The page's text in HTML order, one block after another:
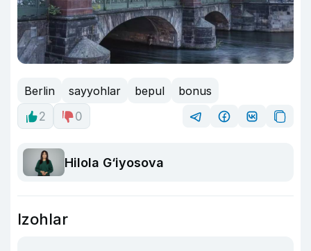
Berlin sayyohlar bepul
bonus
2
0
Hilola G‘iyosova
Izohlar